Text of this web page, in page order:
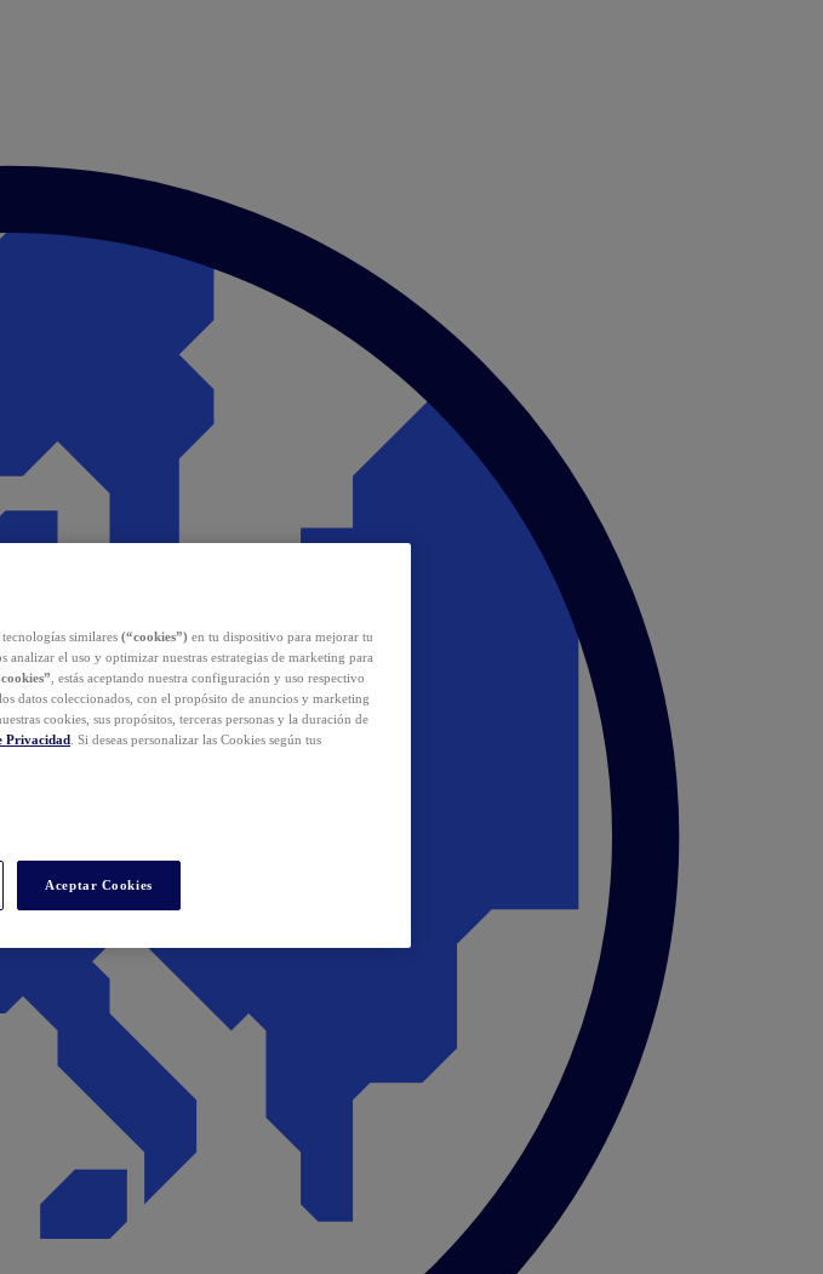
similares (“cookies”) en tu dispositivo para mejorar tu
el uso y optimizar nuestras estrategias de marketing para
, estás aceptando nuestra configuración y uso respectivo
datos coleccionados, con el propósito de anuncios y marketing
cookies, sus propósitos, terceras personas y la duración de
Privacidad . Si deseas personalizar las Cookies según tus
Aceptar Cookies